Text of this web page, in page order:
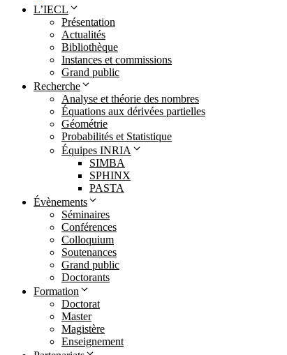
L’IECL
Présentation
Actualités
Bibliothèque
Instances et commissions
Grand public
Recherche
Analyse et théorie des nombres
Équations aux dérivées partielles
Géométrie
Probabilités et Statistique
Équipes INRIA
SIMBA
SPHINX
PASTA
Évènements
Séminaires
Conférences
Colloquium
Soutenances
Grand public
Doctorants
Formation
Doctorat
Master
Magistère
Enseignement